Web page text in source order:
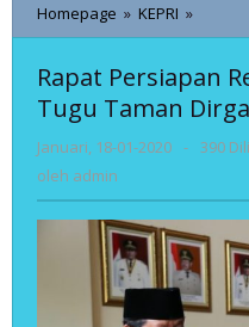
Homepage » KEPRI »
Tugu
Taman
Rapat Persiapan
Tugu Taman
Januari, 18-01-2020 oleh
- 390
oleh admin